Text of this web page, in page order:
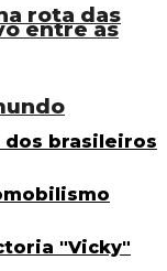
rota das
entre as